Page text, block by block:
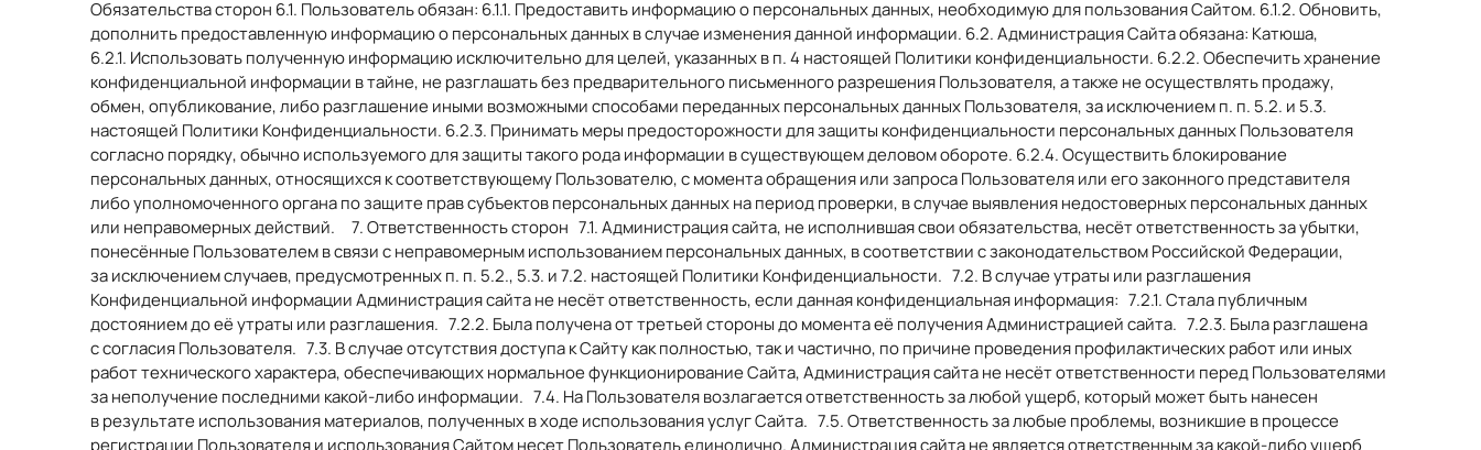
Обязательства сторон 6.1. Пользователь обязан: 6.1.1. Предоставить информацию о персональных данных, необходимую для пользования Сайтом. 6.1.2. Обновить,
дополнить предоставленную информацию о персональных данных в случае изменения данной информации. 6.2. Администрация Сайта обязана: Катюша,
6.2.1. Использовать полученную информацию исключительно для целей, указанных в п. 4 настоящей Политики конфиденциальности. 6.2.2. Обеспечить хранение
конфиденциальной информации в тайне, не разглашать без предварительного письменного разрешения Пользователя, а также не осуществлять продажу,
обмен, опубликование, либо разглашение иными возможными способами переданных персональных данных Пользователя, за исключением п. п. 5.2. и 5.3.
настоящей Политики Конфиденциальности. 6.2.3. Принимать меры предосторожности для защиты конфиденциальности персональных данных Пользователя
согласно порядку, обычно используемого для защиты такого рода информации в существующем деловом обороте. 6.2.4. Осуществить блокирование
персональных данных, относящихся к соответствующему Пользователю, с момента обращения или запроса Пользователя или его законного представителя
либо уполномоченного органа по защите прав субъектов персональных данных на период проверки, в случае выявления недостоверных персональных данных
или неправомерных действий. 7. Ответственность сторон 7.1. Администрация сайта, не исполнившая свои обязательства, несёт ответственность за убытки,
понесённые Пользователем в связи с неправомерным использованием персональных данных, в соответствии с законодательством Российской Федерации,
за исключением случаев, предусмотренных п. п. 5.2., 5.3. и 7.2. настоящей Политики Конфиденциальности. 7.2. В случае утраты или разглашения
Конфиденциальной информации Администрация сайта не несёт ответственность, если данная конфиденциальная информация: 7.2.1. Стала публичным
достоянием до её утраты или разглашения. 7.2.2. Была получена от третьей стороны до момента её получения Администрацией сайта. 7.2.3. Была разглашена
с согласия Пользователя. 7.3. В случае отсутствия доступа к Сайту как полностью, так и частично, по причине проведения профилактических работ или иных
работ технического характера, обеспечивающих нормальное функционирование Сайта, Администрация сайта не несёт ответственности перед Пользователями
за неполучение последними какой-либо информации. 7.4. На Пользователя возлагается ответственность за любой ущерб, который может быть нанесен
в результате использования материалов, полученных в ходе использования услуг Сайта. 7.5. Ответственность за любые проблемы, возникшие в процессе
регистрации Пользователя и использования Сайтом несет Пользователь единолично. Администрация сайта не является ответственным за какой-либо ущерб